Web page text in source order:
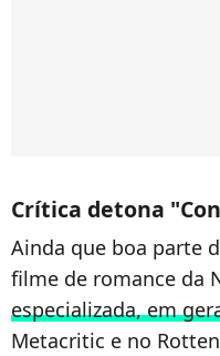
Crítica detona
Ainda que boa parte
filme de romance da
especializada, em
Metacritic e no